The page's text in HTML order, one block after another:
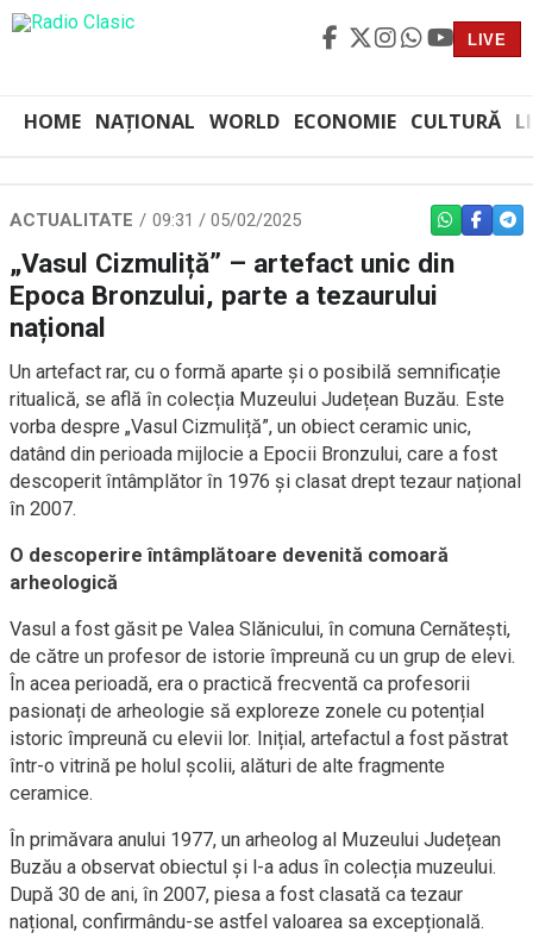
LIVE
HOME NAȚIONAL WORLD ECONOMIE CULTURĂ
ACTUALITATE 09:31 / 05/02/2025 WHATSAPP
„Vasul Cizmuliță” – artefact unic din
Epoca Bronzului, parte a tezaurului
național
Un artefact rar, cu o formă aparte și o posibilă semnificație
ritualică, se află în colecția Muzeului Județean Buzău. Este
vorba despre „Vasul Cizmuliță”, un obiect ceramic unic,
datând din perioada mijlocie a Epocii Bronzului, care a fost
descoperit întâmplător în 1976 și clasat drept tezaur național
în 2007.
O descoperire întâmplătoare devenită comoară
arheologică
Vasul a fost găsit pe Valea Slănicului, în comuna Cernătești,
de către un profesor de istorie împreună cu un grup de elevi.
În acea perioadă, era o practică frecventă ca profesorii
pasionați de arheologie să exploreze zonele cu potențial
istoric împreună cu elevii lor. Inițial, artefactul a fost păstrat
într-o vitrină pe holul școlii, alături de alte fragmente
ceramice.
În primăvara anului 1977, un arheolog al Muzeului Județean
Buzău a observat obiectul și l-a adus în colecția muzeului.
După 30 de ani, în 2007, piesa a fost clasată ca tezaur
național, confirmându-se astfel valoarea sa excepțională.